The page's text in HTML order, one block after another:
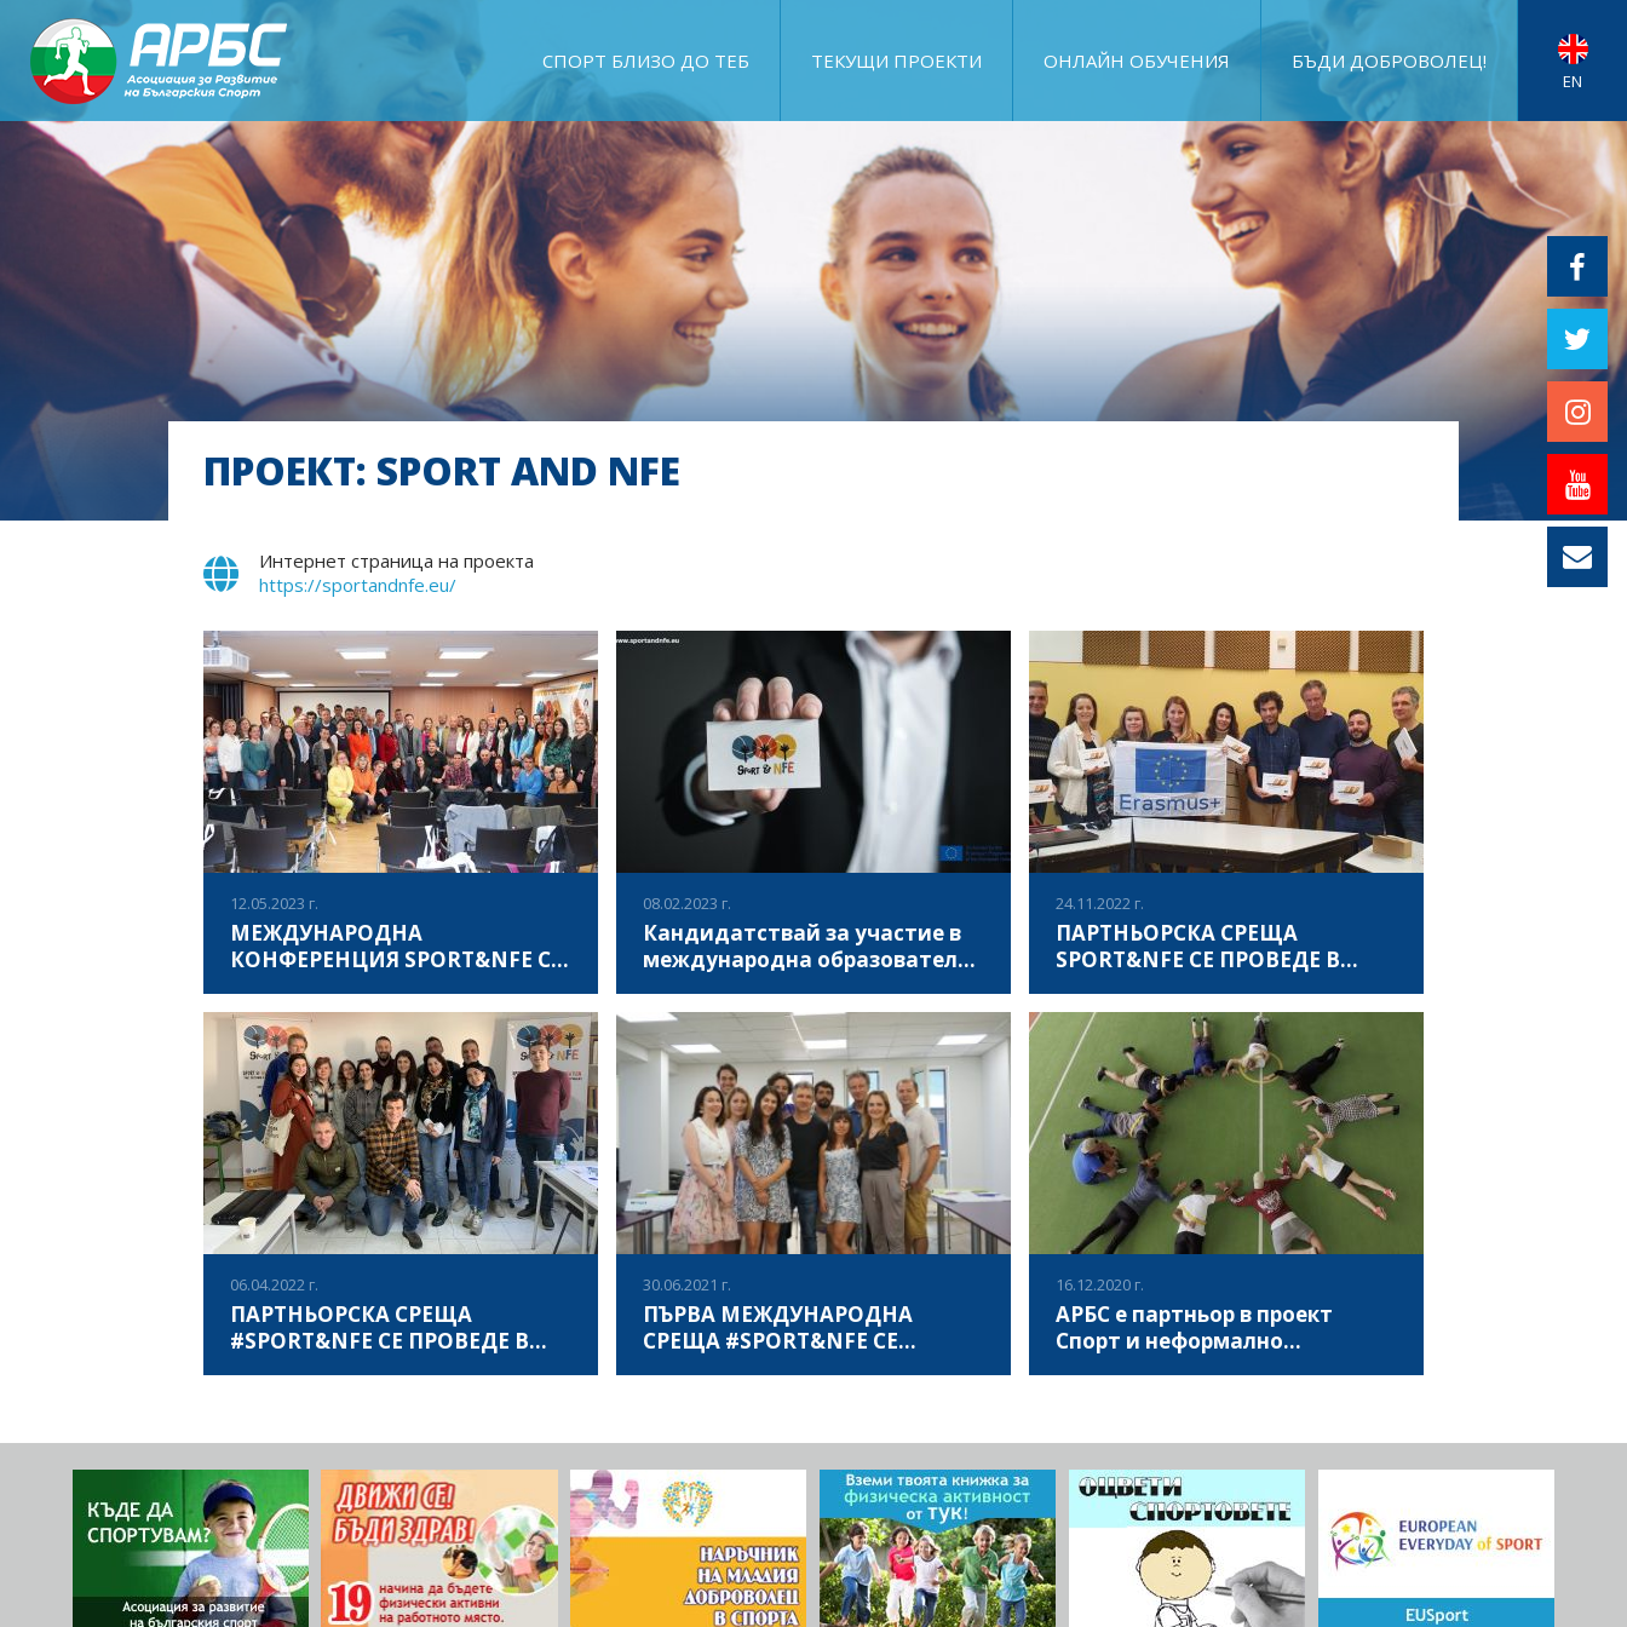
СПОРТ БЛИЗО ДО ТЕБ ТЕКУЩИ ПРОЕКТИ ОНЛАЙН ОБУЧЕНИЯ БЪДИ ДОБРОВОЛЕЦ!
EN
ПРОЕКТ: SPORT AND NFE
Интернет страница на проекта
https://sportandnfe.eu/
12.05.2023 г.
МЕЖДУНАРОДНА
КОНФЕРЕНЦИЯ SPORT&NFE СЕ
проведе международна конференция Спорт
и неформално обучение, която имаше за
цел да представи интересни международни
и национални практики, както и да даде
възможност на педагогически експерти да
обсъдят заедно със свои колеги
предизвикателствата и възможностите пред
неформалното обучение.
ВИЖ ПОВЕЧЕ
08.02.2023 г.
Кандидатствай за участие в
международна образователна
ще се проведе международна конференция
Спорт и неформално обучение, която има за
цел да представи интересни международни
и национални практики, както и да даде
възможност на педагогически експерти да
обсъдят заедно със свои колеги
предизвикателствата и възможностите пред
неформалното обучение.
ВИЖ ПОВЕЧЕ
24.11.2022 г.
ПАРТНЬОРСКА СРЕЩА
SPORT&NFE СЕ ПРОВЕДЕ В
Германия се проведе партньорска среща по
проект Sport and NFE, по време на която бяха
обсъдени дейностите до момента, както и
предстоящата международна конференция
Обучение и спорт, която ще се проведе в
София през май 2023.
ВИЖ ПОВЕЧЕ
06.04.2022 г.
ПАРТНЬОРСКА СРЕЩА
#SPORT&NFE СЕ ПРОВЕДЕ В
очаквани резултати по проекта, както и
стратегия за разпространението им по
време и след края на проекта.
ВИЖ ПОВЕЧЕ
30.06.2021 г.
ПЪРВА МЕЖДУНАРОДНА
СРЕЩА #SPORT&NFE СЕ
открият началната среща за проекта „Спорт и
неформално образование - Пътят към
развитието на общността“.
ВИЖ ПОВЕЧЕ
16.12.2020 г.
АРБС е партньор в проект
Спорт и неформално
преодолее пречките и предизвикателствата
свързани със заседналият начин на живот и
все по-ниският интерес към спорта, като
инструмент за подобряване на здравето и
равният достъп до спортни съоръжения в
Европа, чрез насърчаване на
ВИЖ ПОВЕЧЕ